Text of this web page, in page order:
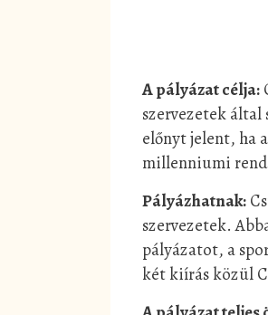
A pályázat célja:
szervezetek által
előnyt jelent, ha
millenniumi
Pályázhatnak:
szervezetek.
pályázatot, a
két kiírás közül